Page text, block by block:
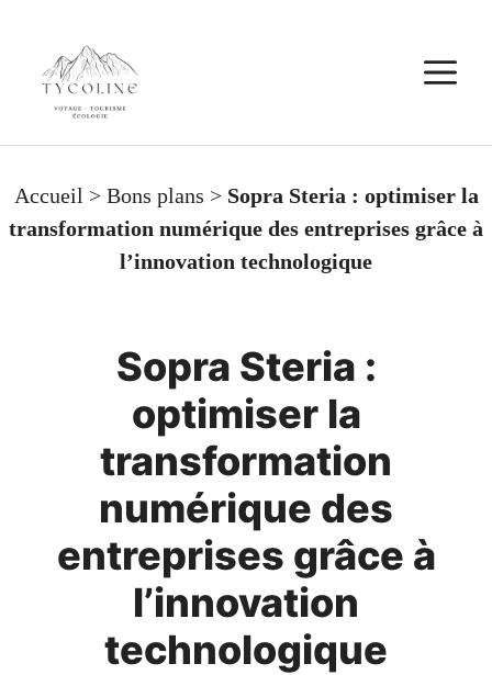
contenu
Accueil > Bons plans > Sopra Steria : optimiser la
transformation numérique des entreprises grâce à
l’innovation technologique
Sopra Steria :
optimiser la
transformation
numérique des
entreprises grâce à
l’innovation
technologique